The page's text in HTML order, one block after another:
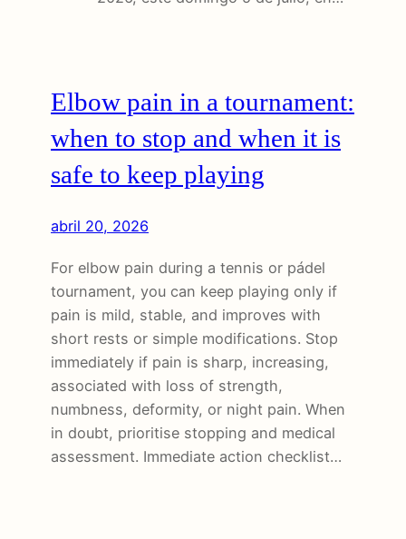
Elbow pain in a tournament:
when to stop and when it is
safe to keep playing
abril 20, 2026
For elbow pain during a tennis or pádel
tournament, you can keep playing only if
pain is mild, stable, and improves with
short rests or simple modifications. Stop
immediately if pain is sharp, increasing,
associated with loss of strength,
numbness, deformity, or night pain. When
in doubt, prioritise stopping and medical
assessment. Immediate action checklist…